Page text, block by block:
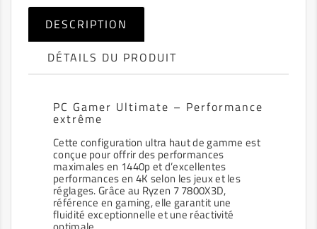
DESCRIPTION
DÉTAILS DU PRODUIT
PC Gamer Ultimate – Performance
extrême
Cette configuration ultra haut de gamme est
conçue pour offrir des performances
maximales en 1440p et d’excellentes
performances en 4K selon les jeux et les
réglages. Grâce au Ryzen 7 7800X3D,
référence en gaming, elle garantit une
fluidité exceptionnelle et une réactivité